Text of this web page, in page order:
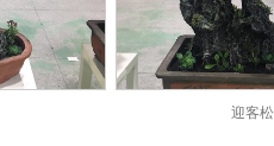
迎客松